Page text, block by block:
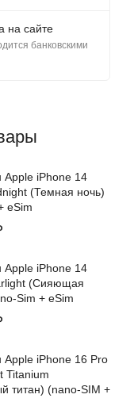
на сайте
банковскими
iPhone 14
(Темная ночь)
eSim
iPhone 14
(Сияющая
Sim + eSim
iPhone 16 Pro
Titanium
титан) (nano-SIM +